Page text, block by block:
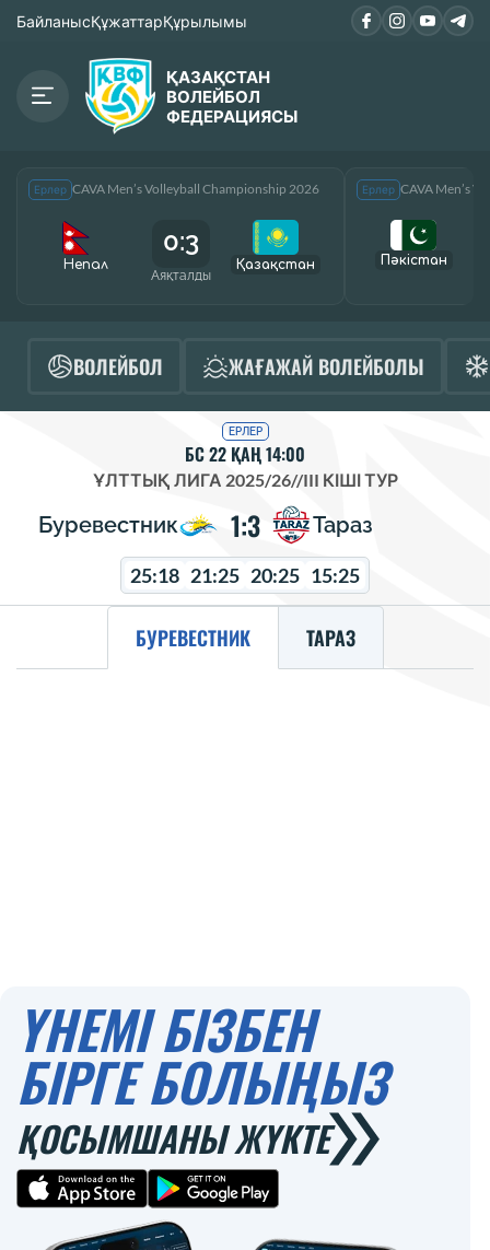
БайланысҚұжаттарҚұрылымы
ҚАЗАҚСТАН
ВОЛЕЙБОЛ
ФЕДЕРАЦИЯСЫ
Ерлер CAVA Men’s Volleyball Championship 2026
Непал
0:3
Аяқталды
Қазақcтан
Ерлер CAVA Men’s
Пәкістан
ВОЛЕЙБОЛ ЖАҒАЖАЙ ВОЛЕЙБОЛЫ
ЕРЛЕР
БС 22 ҚАҢ 14:00
ҰЛТТЫҚ ЛИГА 2025/26//III КІШІ ТУР
Буревестник 1:3 Тараз
25:18 21:25 20:25 15:25
БУРЕВЕСТНИК ТАРАЗ
ҮНЕМІ БІЗБЕН
БІРГЕ БОЛЫҢЫЗ
ҚОСЫМШАНЫ ЖҮКТЕ